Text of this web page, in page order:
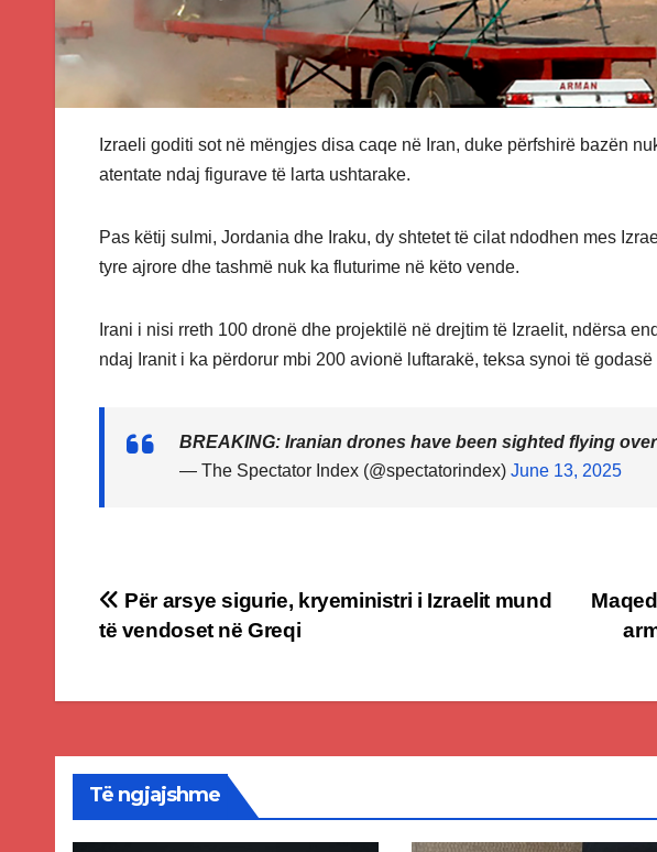
Izraeli goditi sot në mëngjes disa caqe në Iran, duke përfshirë bazën
atentate ndaj figurave të larta ushtarake.
Pas këtij sulmi, Jordania dhe Iraku, dy shtetet të cilat ndodhen mes
tyre ajrore dhe tashmë nuk ka fluturime në këto vende.
Irani i nisi rreth 100 dronë dhe projektilë në drejtim të Izraelit, ndërsa
ndaj Iranit i ka përdorur mbi 200 avionë luftarakë, teksa synoi të
BREAKING: Iranian drones have been sighted flying
— The Spectator Index (@spectatorindex) June 13, 2025
Post
Për arsye sigurie, kryeministri i Izraelit mund
të vendoset në Greqi
Të ngjajshme